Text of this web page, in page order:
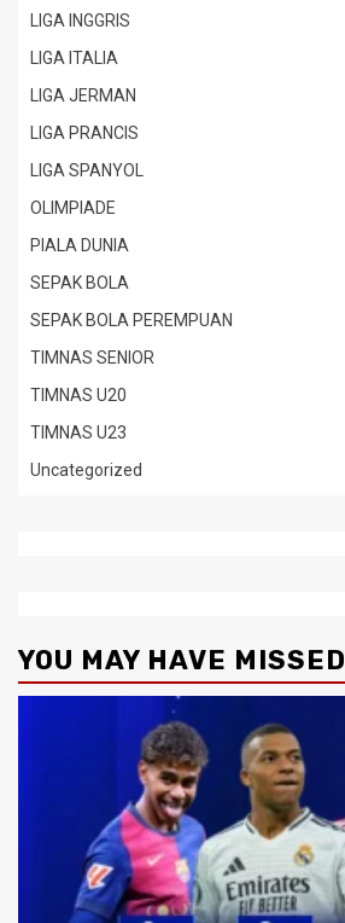
LIGA INGGRIS
LIGA ITALIA
LIGA JERMAN
LIGA PRANCIS
LIGA SPANYOL
OLIMPIADE
PIALA DUNIA
SEPAK BOLA
SEPAK BOLA PEREMPUAN
TIMNAS SENIOR
TIMNAS U20
TIMNAS U23
Uncategorized
YOU MAY HAVE MISSED